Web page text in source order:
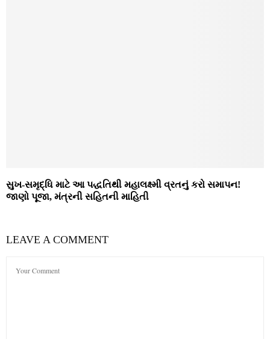
સુખ-સમૃદ્ધિ માટે આ પદ્ધતિથી મહાલક્ષ્મી વ્રતનું કરો સમાપન!
જાણો પૂજા, મંત્રની સહિતની માહિતી
LEAVE A COMMENT